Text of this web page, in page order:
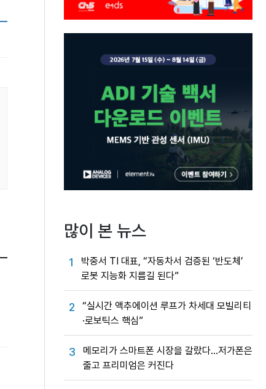
많이 본 뉴스
1
박중서 TI 대표, “자동차서 검증된 ‘반도체’
로봇 지능화 지름길 된다”
2
“실시간 액추에이션 루프가 차세대 모빌리티
·로보틱스 핵심”
3
메모리가 스마트폰 시장을 갈랐다…저가폰은
줄고 프리미엄은 커진다